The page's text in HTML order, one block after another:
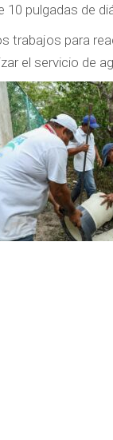
pulgadas de
trabajos para
el servicio de